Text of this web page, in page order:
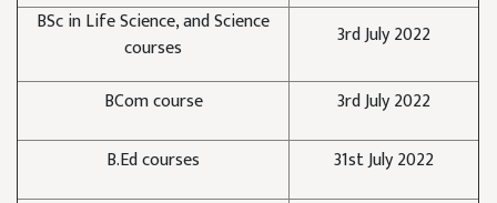
BSc in Life Science, and Science
courses
3rd July 2022
BCom course
3rd July 2022
B.Ed courses
31st July 2022